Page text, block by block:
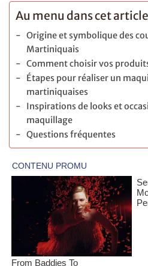
Au menu dans cet article
Origine et symbolique des
Martiniquais
Comment choisir vos
Étapes pour réaliser un
martiniquaises
Inspirations de looks et
maquillage
Questions fréquentes